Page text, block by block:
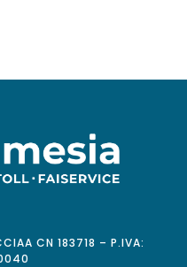
CN 183718 – P.IVA: